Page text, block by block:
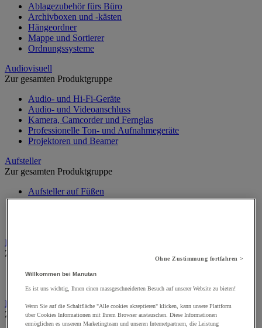
Ablagezubehör fürs Büro
Archivboxen und -kästen
Hängeordner
Mappe und Sortierer
Ordnungssysteme
Audiovisuell
Zur gesamten Produktgruppe
Audio- und Hi-Fi-Geräte
Audio- und Videoanschluss
Kamera, Camcorder und Fernglas
Professionelle Ton- und Aufnahmegeräte
Projektoren und Beamer
Aufsteller
Zur gesamten Produktgruppe
Aufsteller auf Füßen
Mobiler Aufsteller
Beschilderung
Zur gesamten Produktgruppe
Halter für Türschild und Hinweisschild
Bodenmatten für Büro- und Gemeinschaftsräume
Zur gesamten Produktgruppe
Ohne Zustimmung fortfahren >
Willkommen bei Manutan
Es ist uns wichtig, Ihnen einen massgeschneiderten Besuch auf unserer Website zu bieten!
Wenn Sie auf die Schaltfläche "Alle cookies akzeptieren" klicken, kann unsere Plattform
über Cookies Informationen mit Ihrem Browser austauschen. Diese Informationen
ermöglichen es unserem Marketingteam und unseren Internetpartnern, die Leistung